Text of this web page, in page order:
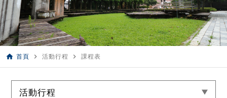
home 首頁 navigate_next 活動行程 navigate_next 課程表
活動行程